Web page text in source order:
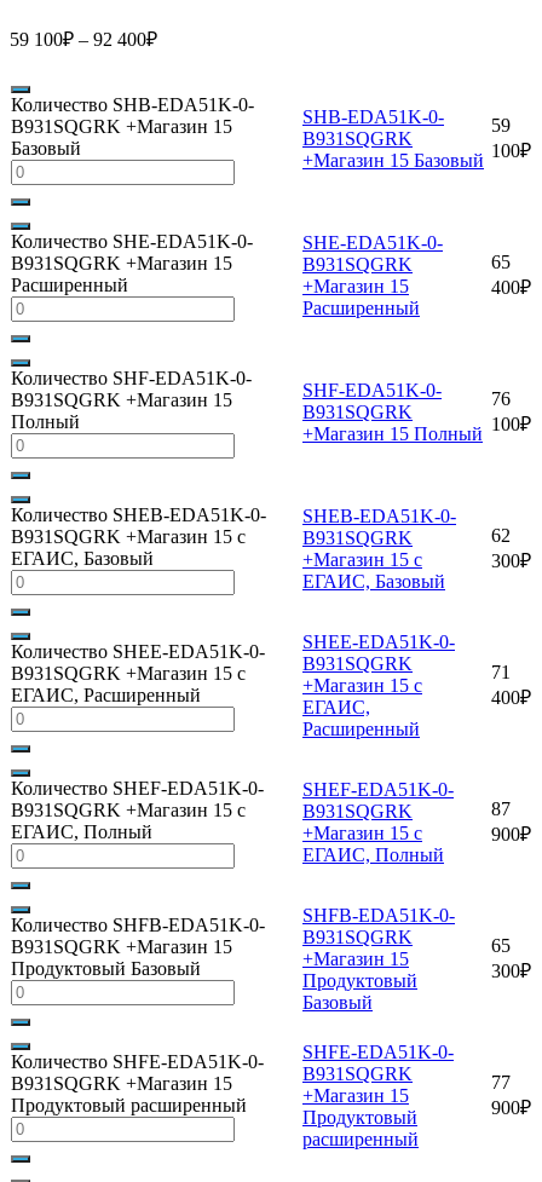
59 100₽ – 92 400₽
Количество SHB-EDA51K-0-
B931SQGRK +Магазин 15
Базовый
SHB-EDA51K-0-
B931SQGRK
+Магазин 15 Базовый
59
100₽
Количество SHE-EDA51K-0-
B931SQGRK +Магазин 15
Расширенный
SHE-EDA51K-0-
B931SQGRK
+Магазин 15
Расширенный
65
400₽
Количество SHF-EDA51K-0-
B931SQGRK +Магазин 15
Полный
SHF-EDA51K-0-
B931SQGRK
+Магазин 15 Полный
76
100₽
Количество SHEB-EDA51K-0-
B931SQGRK +Магазин 15 с
ЕГАИС, Базовый
SHEB-EDA51K-0-
B931SQGRK
+Магазин 15 с
ЕГАИС, Базовый
62
300₽
Количество SHEE-EDA51K-0-
B931SQGRK +Магазин 15 с
ЕГАИС, Расширенный
SHEE-EDA51K-0-
B931SQGRK
+Магазин 15 с
ЕГАИС,
Расширенный
71
400₽
Количество SHEF-EDA51K-0-
B931SQGRK +Магазин 15 с
ЕГАИС, Полный
SHEF-EDA51K-0-
B931SQGRK
+Магазин 15 с
ЕГАИС, Полный
87
900₽
Количество SHFB-EDA51K-0-
B931SQGRK +Магазин 15
Продуктовый Базовый
SHFB-EDA51K-0-
B931SQGRK
+Магазин 15
Продуктовый
Базовый
65
300₽
Количество SHFE-EDA51K-0-
B931SQGRK +Магазин 15
Продуктовый расширенный
SHFE-EDA51K-0-
B931SQGRK
+Магазин 15
Продуктовый
расширенный
77
900₽